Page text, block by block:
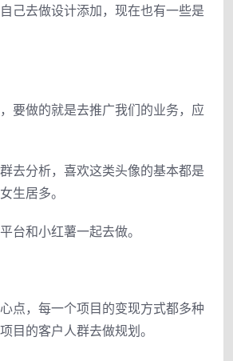
己去做设计添加，现在也有一些是
要做的就是去推广我们的业务，应
去分析，喜欢这类头像的基本都是
生居多。
台和小红薯一起去做。
点，每一个项目的变现方式都多种
目的客户人群去做规划。